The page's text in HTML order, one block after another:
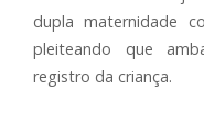
dupla maternidade
pleiteando que
registro da criança.